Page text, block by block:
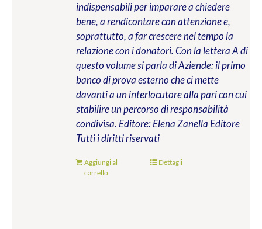
indispensabili per imparare a chiedere
bene, a rendicontare con attenzione e,
soprattutto, a far crescere nel tempo la
relazione con i donatori. Con la lettera A di
questo volume si parla di Aziende: il primo
banco di prova esterno che ci mette
davanti a un interlocutore alla pari con cui
stabilire un percorso di responsabilità
condivisa. Editore: Elena Zanella Editore
Tutti i diritti riservati
Aggiungi al
carrello
Dettagli